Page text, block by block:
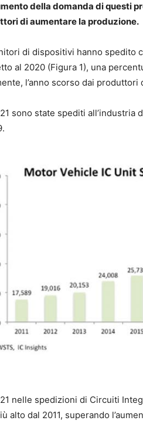
della domanda di questi
di aumentare la produzione.
di dispositivi hanno spedito
al 2020 (Figura 1), una
l’anno scorso dai
sono state spediti all’industria
nelle spedizioni di Circuiti
alto dal 2011, superando